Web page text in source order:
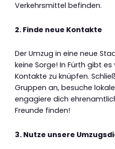
Verkehrsmittel befinden.
2. Finde neue Kontakte
Der Umzug in eine neue
keine Sorge! In Fürth gibt
Kontakte zu knüpfen.
Gruppen an, besuche
engagiere dich
Freunde finden!
3. Nutze unsere